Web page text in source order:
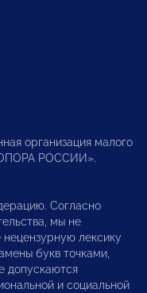
организация малого
РОССИИ».
Согласно
мы не
лексику
букв точками,
допускаются
и социальной